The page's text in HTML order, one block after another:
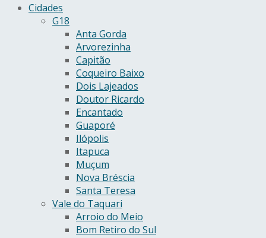
Cidades
G18
Anta Gorda
Arvorezinha
Capitão
Coqueiro Baixo
Dois Lajeados
Doutor Ricardo
Encantado
Guaporé
Ilópolis
Itapuca
Muçum
Nova Bréscia
Santa Teresa
Vale do Taquari
Arroio do Meio
Bom Retiro do Sul